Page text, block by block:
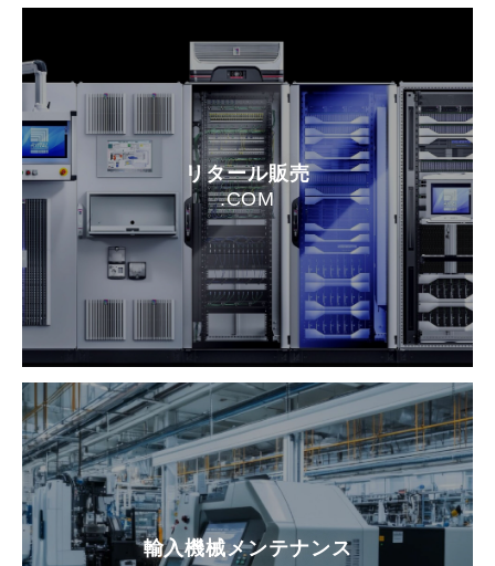
リタール販売
.COM
輸入機械メンテナンス